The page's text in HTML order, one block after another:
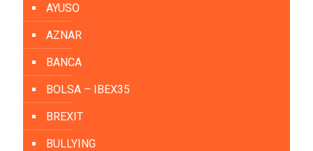
AYUSO
AZNAR
BANCA
BOLSA – IBEX35
BREXIT
BULLYING